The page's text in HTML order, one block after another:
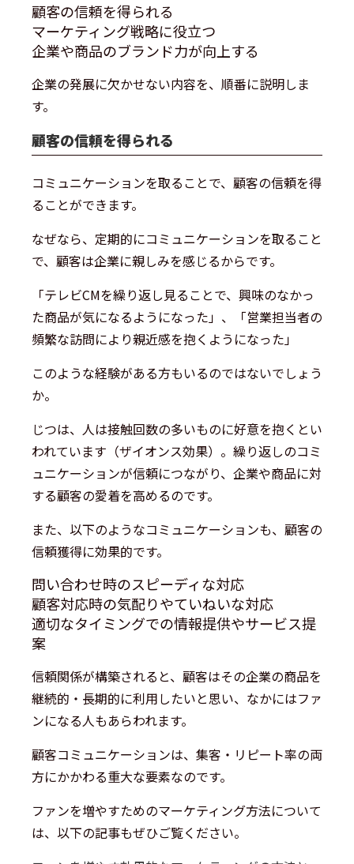
顧客の信頼を得られる
マーケティング戦略に役立つ
企業や商品のブランド力が向上する
企業の発展に欠かせない内容を、順番に説明しま
す。
顧客の信頼を得られる
コミュニケーションを取ることで、顧客の信頼を得
ることができます。
なぜなら、定期的にコミュニケーションを取ること
で、顧客は企業に親しみを感じるからです。
「テレビCMを繰り返し見ることで、興味のなかっ
た商品が気になるようになった」、「営業担当者の
頻繁な訪問により親近感を抱くようになった」
このような経験がある方もいるのではないでしょう
か。
じつは、人は接触回数の多いものに好意を抱くとい
われています（ザイオンス効果）。繰り返しのコミ
ュニケーションが信頼につながり、企業や商品に対
する顧客の愛着を高めるのです。
また、以下のようなコミュニケーションも、顧客の
信頼獲得に効果的です。
問い合わせ時のスピーディな対応
顧客対応時の気配りやていねいな対応
適切なタイミングでの情報提供やサービス提
案
信頼関係が構築されると、顧客はその企業の商品を
継続的・長期的に利用したいと思い、なかにはファ
ンになる人もあらわれます。
顧客コミュニケーションは、集客・リピート率の両
方にかかわる重大な要素なのです。
ファンを増やすためのマーケティング方法について
は、以下の記事もぜひご覧ください。